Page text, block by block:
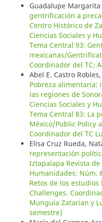
Guadalupe
gentrificación a
Centro Histórico de
Ciencias Sociales y
Tema Central 93:
mexicanas/
Coordinador del TC:
Abel E. Castro
Pobreza
las regiones de
Ciencias Sociales y
Tema Central 83: La
México/Public Policy
Coordinador del TC
Elisa Cruz Rueda,
representación
Iztapalapa Revista de
Humanidades: Núm.
Retos de los
Challenges.
Munguía Zatarian y
semestre)